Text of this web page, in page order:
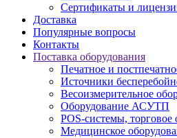
Сертификаты и
Доставка
Популярные вопросы
Контакты
Поставка оборудования
Печатное и
Источники
Весоизмерительное
Оборудование АСУТП
POS-системы, торговое
Медицинское